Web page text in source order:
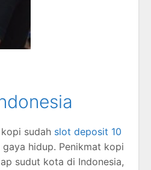
sudah slot deposit 10
hidup. Penikmat kopi
sudut kota di Indonesia,